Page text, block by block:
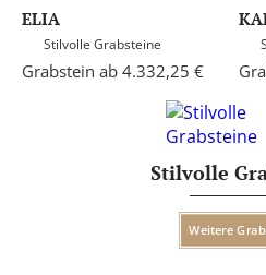
Stilvolle
Weitere
ELIA
Stilvolle Grabsteine
Grabstein ab 4.332,25 €